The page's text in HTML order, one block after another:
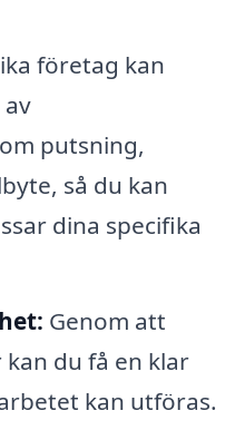
företag kan
putsning,
så du kan
dina specifika
Genom att
du få en klar
kan utföras.